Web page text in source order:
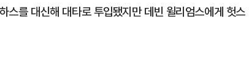
를 대신해 대타로 투입됐지만 데빈 윌리엄스에게 헛스